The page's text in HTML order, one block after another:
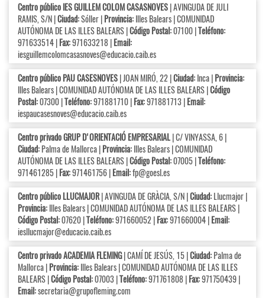
Centro público IES GUILLEM COLOM CASASNOVES| AVINGUDA DE JULI
RAMIS, S/N |Ciudad:Sóller |Provincia:Illes Balears | COMUNIDAD
AUTÓNOMA DE LAS ILLES BALEARS |Código Postal:07100 |Teléfono:
971633514 |Fax:971633218 |Email:
iesguillemcolomcasasnoves@educacio.caib.es
Centro público PAU CASESNOVES| JOAN MIRÓ, 22 |Ciudad:Inca |Provincia:
Illes Balears | COMUNIDAD AUTÓNOMA DE LAS ILLES BALEARS |Código
Postal:07300 |Teléfono:971881710 |Fax:971881713 |Email:
iespaucasesnoves@educacio.caib.es
Centro privado GRUP D'ORIENTACIÓ EMPRESARIAL| C/ VINYASSA, 6 |
Ciudad:Palma de Mallorca |Provincia:Illes Balears | COMUNIDAD
AUTÓNOMA DE LAS ILLES BALEARS |Código Postal:07005 |Teléfono:
971461285 |Fax:971461756 |Email:fp@goesl.es
Centro público LLUCMAJOR| AVINGUDA DE GRÀCIA, S/N |Ciudad:Llucmajor |
Provincia:Illes Balears | COMUNIDAD AUTÓNOMA DE LAS ILLES BALEARS |
Código Postal:07620 |Teléfono:971660052 |Fax:971660004 |Email:
iesllucmajor@educacio.caib.es
Centro privado ACADEMIA FLEMING| CAMÍ DE JESÚS, 15 |Ciudad:Palma de
Mallorca |Provincia:Illes Balears | COMUNIDAD AUTÓNOMA DE LAS ILLES
BALEARS |Código Postal:07003 |Teléfono:971761808 |Fax:971750439 |
Email:secretaria@grupofleming.com